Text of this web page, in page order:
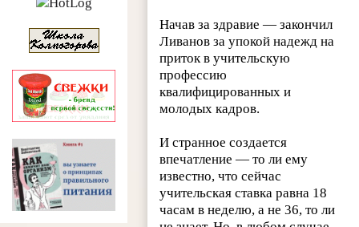
Начав за здравие — закончил
Ливанов за упокой надежд на
приток в учительскую
профессию
квалифицированных и
молодых кадров.
И странное создается
впечатление — то ли ему
известно, что сейчас
учительская ставка равна 18
часам в неделю, а не 36, то ли